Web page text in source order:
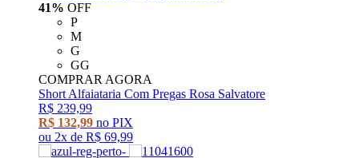
41% OFF
P
M
G
GG
COMPRAR AGORA
Short Alfaiataria Com Pregas Rosa Salvatore
R$ 239,99
R$ 132,99 no PIX
ou 2x de R$ 69,99